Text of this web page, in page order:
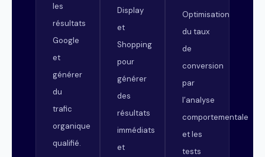
les
résultats
Google
et
générer
du
trafic
organique
qualifié.
Display
et
Shopping
pour
générer
des
résultats
immédiats
et
Optimisation
du taux
de
conversion
par
l’analyse
comportementale
et les
tests